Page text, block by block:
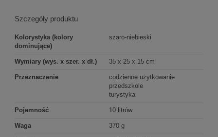
Szczegóły produktu
Kolorystyka (kolory
dominujące)
szaro-niebieski
Wymiary (wys. x szer. x dł.) 35 x 25 x 15 cm
Przeznaczenie
codzienne użytkowanie
przedszkole
turystyka
Pojemność 10 litrów
Waga 370 g